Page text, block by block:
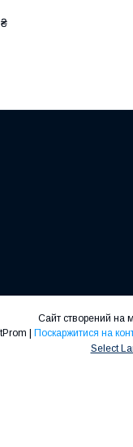
Сайт створений на
Поскаржитися на
Select